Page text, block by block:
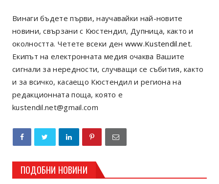
Винаги бъдете първи, научавайки най-новите
новини, свързани с Кюстендил, Дупница, както и
околността. Четете всеки ден www.Kustendil.net.
Екипът на електронната медия очаква Вашите
сигнали за нередности, случващи се събития, както
и за всичко, касаещо Кюстендил и региона на
редакционната поща, която е
kustendil.net@gmail.com
ПОДОБНИ НОВИНИ